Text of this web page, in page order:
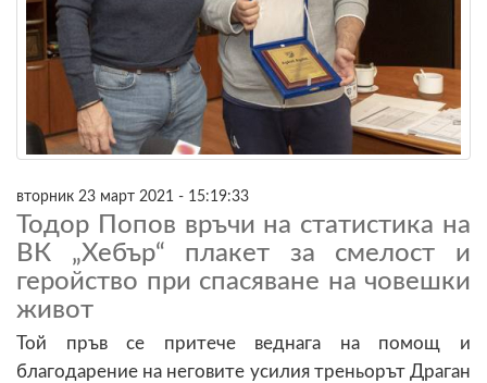
вторник 23 март 2021 - 15:19:33
Тодор Попов връчи на статистика на
ВК „Хебър“ плакет за смелост и
геройство при спасяване на човешки
живот
Той пръв се притече веднага на помощ и
благодарение на неговите усилия треньорът Драган